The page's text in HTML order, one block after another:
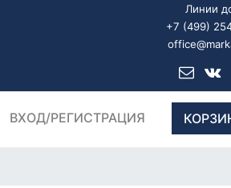
Линии
+7 (499)
ВХОД/РЕГИСТРАЦИЯ